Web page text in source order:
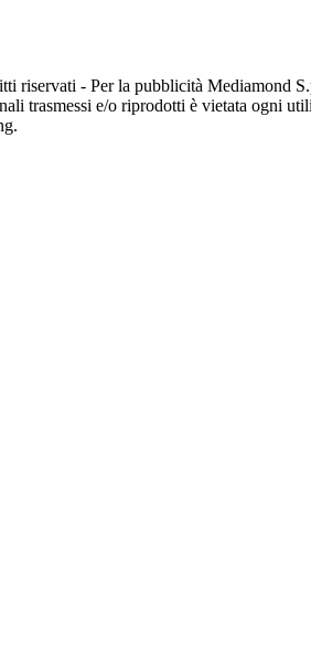
riservati - Per la pubblicità Mediamond
trasmessi e/o riprodotti è vietata ogni